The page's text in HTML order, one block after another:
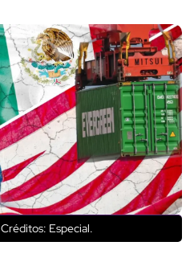
Créditos: Especial.